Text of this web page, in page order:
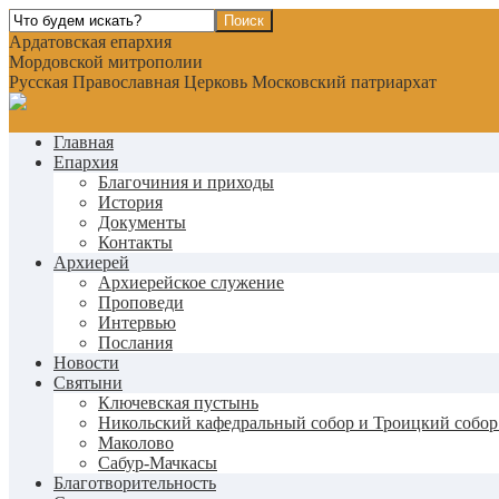
Ардатовская епархия
Мордовской митрополии
Русская Православная Церковь Московский патриархат
Главная
Епархия
Благочиния и приходы
История
Документы
Контакты
Архиерей
Архиерейское служение
Проповеди
Интервью
Послания
Новости
Святыни
Ключевская пустынь
Никольский кафедральный собор и Троицкий собор
Маколово
Сабур-Мачкасы
Благотворительность